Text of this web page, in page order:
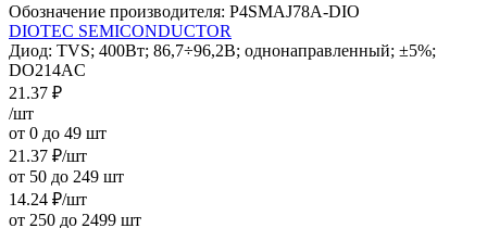
Обозначение производителя: P4SMAJ78A-DIO
DIOTEC SEMICONDUCTOR
Диод: TVS; 400Вт; 86,7÷96,2В; однонаправленный; ±5%;
DO214AC
21.37 ₽
/шт
от 0 до 49 шт
21.37 ₽/шт
от 50 до 249 шт
14.24 ₽/шт
от 250 до 2499 шт